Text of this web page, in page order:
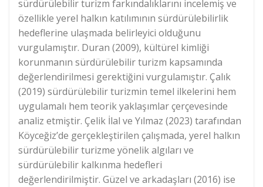
sürdürülebilir turizm farkındalıklarını incelemiş ve
özellikle yerel halkın katılımının sürdürülebilirlik
hedeflerine ulaşmada belirleyici olduğunu
vurgulamıştır. Duran (2009), kültürel kimliği
korunmanın sürdürülebilir turizm kapsamında
değerlendirilmesi gerektiğini vurgulamıştır. Çalık
(2019) sürdürülebilir turizmin temel ilkelerini hem
uygulamalı hem teorik yaklaşımlar çerçevesinde
analiz etmiştir. Çelik İlal ve Yılmaz (2023) tarafından
Köyceğiz’de gerçekleştirilen çalışmada, yerel halkın
sürdürülebilir turizme yönelik algıları ve
sürdürülebilir kalkınma hedefleri
değerlendirilmiştir. Güzel ve arkadaşları (2016) ise